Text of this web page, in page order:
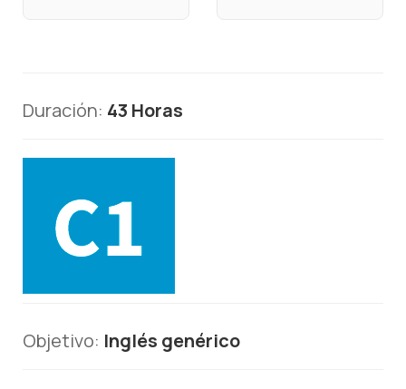
Duración: 43 Horas
Objetivo: Inglés genérico